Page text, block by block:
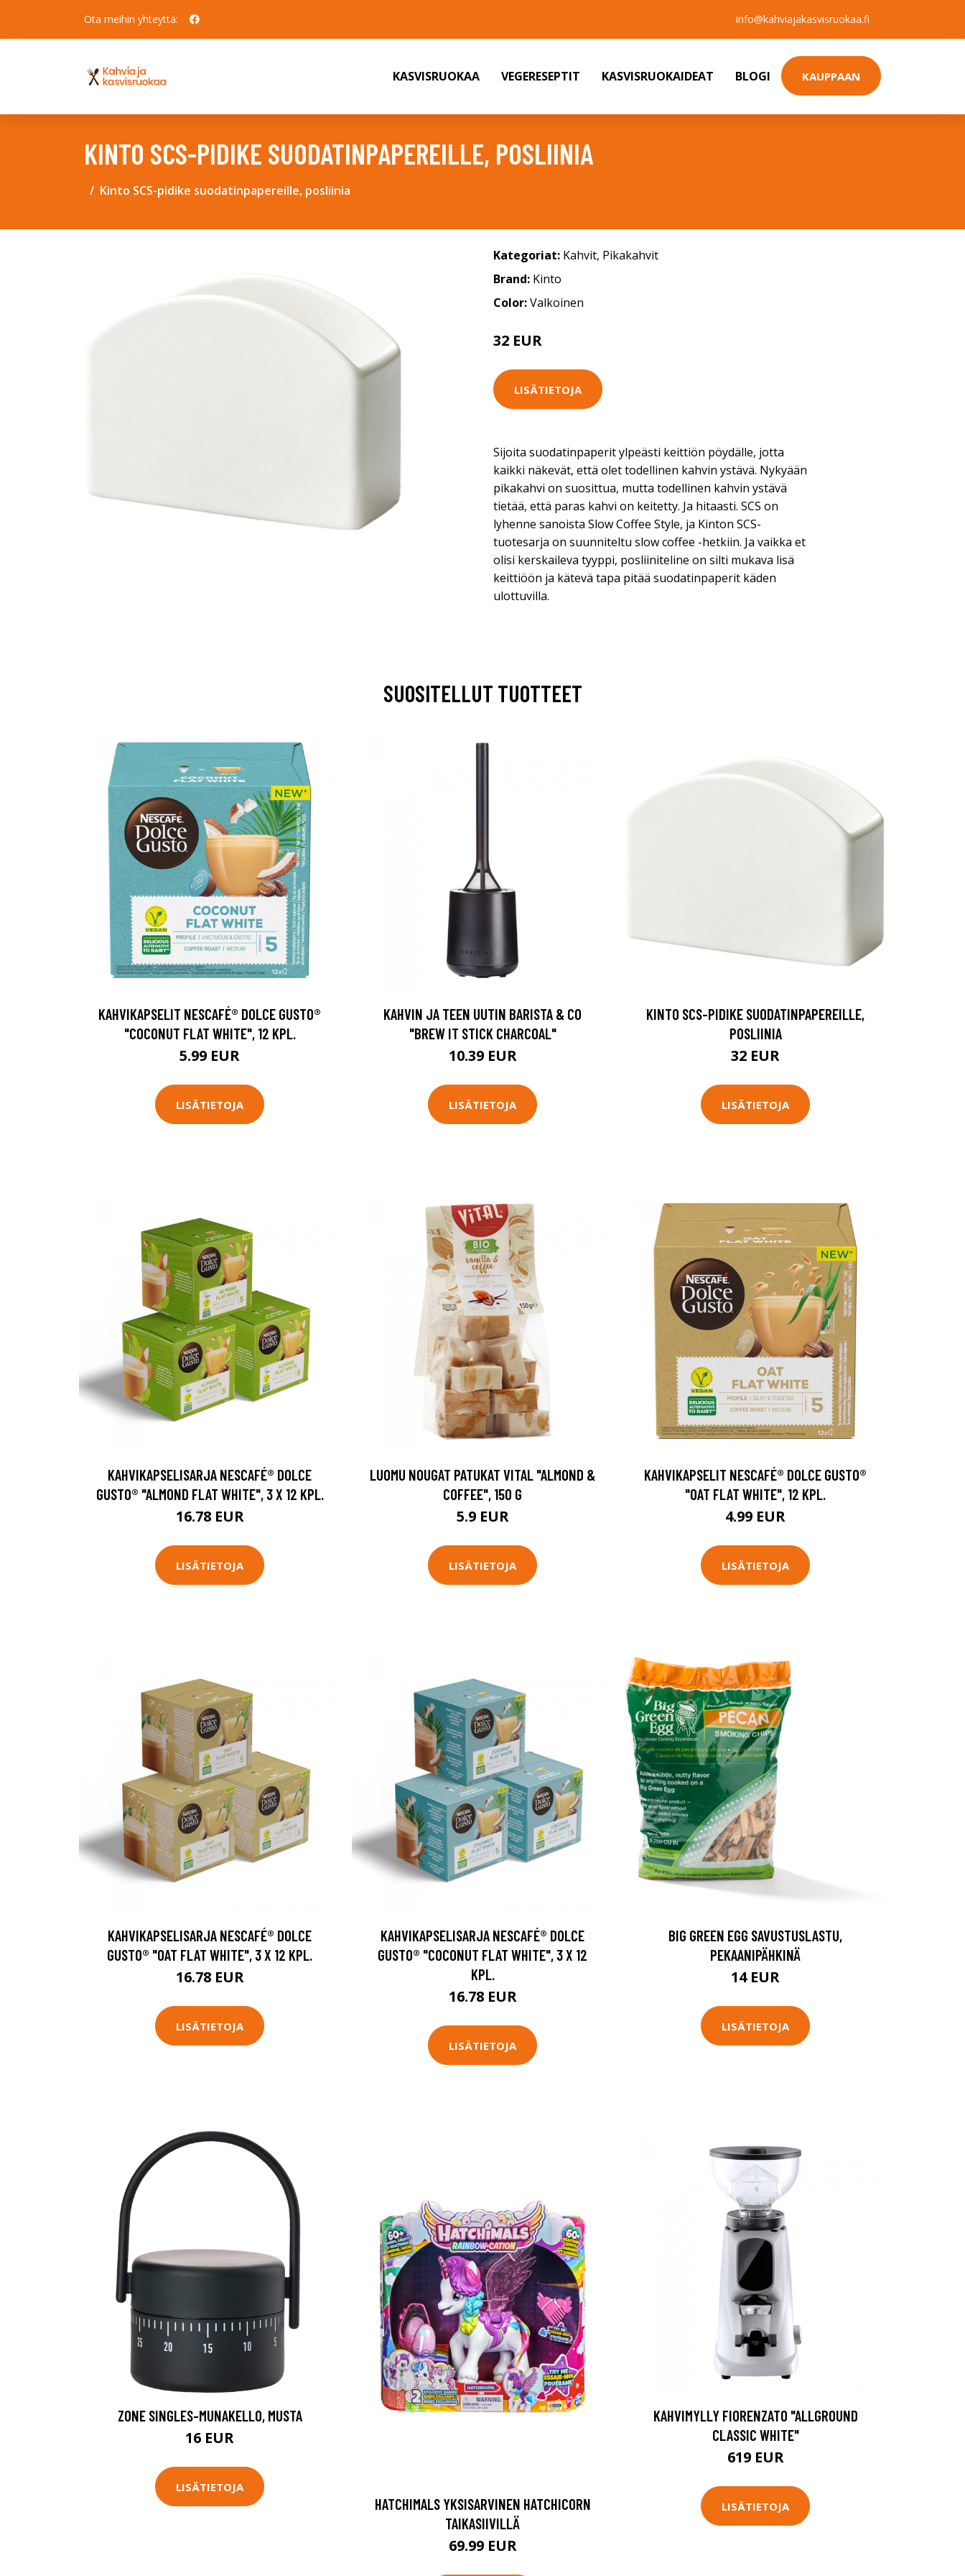
Ota meihin yhteyttä: info@kahviajakasvisruokaa.fi
KASVISRUOKAA VEGERESEPTIT KASVISRUOKAIDEAT BLOGI KAUPPAAN
KINTO SCS-PIDIKE SUODATINPAPEREILLE, POSLIINIA
Kinto SCS-pidike suodatinpapereille, posliinia
Kategoriat: Kahvit, Pikakahvit
Brand: Kinto
Color:Valkoinen
32 EUR
LISÄTIETOJA
Sijoita suodatinpaperit ylpeästi keittiön pöydälle, jotta
kaikki näkevät, että olet todellinen kahvin ystävä. Nykyään
pikakahvi on suosittua, mutta todellinen kahvin ystävä
tietää, että paras kahvi on keitetty. Ja hitaasti. SCS on
lyhenne sanoista Slow Coffee Style, ja Kinton SCS-
tuotesarja on suunniteltu slow coffee -hetkiin. Ja vaikka et
olisi kerskaileva tyyppi, posliiniteline on silti mukava lisä
keittiöön ja kätevä tapa pitää suodatinpaperit käden
ulottuvilla.
SUOSITELLUT TUOTTEET
KAHVIKAPSELIT NESCAFÉ® DOLCE GUSTO®
"COCONUT FLAT WHITE", 12 KPL.
5.99 EUR
LISÄTIETOJA
KAHVIN JA TEEN UUTIN BARISTA & CO
"BREW IT STICK CHARCOAL"
10.39 EUR
LISÄTIETOJA
KINTO SCS-PIDIKE SUODATINPAPEREILLE,
POSLIINIA
32 EUR
LISÄTIETOJA
KAHVIKAPSELISARJA NESCAFÉ® DOLCE
GUSTO® "ALMOND FLAT WHITE", 3 X 12 KPL.
16.78 EUR
LISÄTIETOJA
LUOMU NOUGAT PATUKAT VITAL "ALMOND &
COFFEE", 150 G
5.9 EUR
LISÄTIETOJA
KAHVIKAPSELIT NESCAFÉ® DOLCE GUSTO®
"OAT FLAT WHITE", 12 KPL.
4.99 EUR
LISÄTIETOJA
KAHVIKAPSELISARJA NESCAFÉ® DOLCE
GUSTO® "OAT FLAT WHITE", 3 X 12 KPL.
16.78 EUR
LISÄTIETOJA
KAHVIKAPSELISARJA NESCAFÉ® DOLCE
GUSTO® "COCONUT FLAT WHITE", 3 X 12
KPL.
16.78 EUR
LISÄTIETOJA
BIG GREEN EGG SAVUSTUSLASTU,
PEKAANIPÄHKINÄ
14 EUR
LISÄTIETOJA
ZONE SINGLES-MUNAKELLO, MUSTA
16 EUR
LISÄTIETOJA
HATCHIMALS YKSISARVINEN HATCHICORN
TAIKASIIVILLÄ
69.99 EUR
KAHVIMYLLY FIORENZATO "ALLGROUND
CLASSIC WHITE"
619 EUR
LISÄTIETOJA